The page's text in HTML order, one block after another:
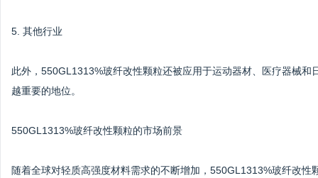
5. 其他行业
此外，550GL1313%玻纤改性颗粒还被应用于运动器材、医疗器械
越重要的地位。
550GL1313%玻纤改性颗粒的市场前景
随着全球对轻质高强度材料需求的不断增加，550GL1313%玻纤改